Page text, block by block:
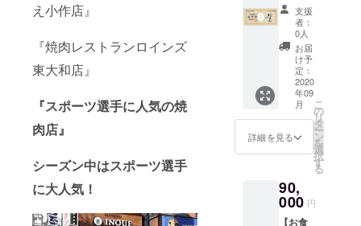
え小作店』
『焼肉レストランロインズ
東大和店』
『スポーツ選手に人気の焼
肉店』
シーズン中はスポーツ選手
に大人気！
ス収束
後に笑
顔でま
た会え
る日ま
で有効
期限は
ありま
せん。
※お食事
券はお
効期
限
2021年
ス】
50,000
分の
『焼肉
いのう
え、焼
肉レス
トラン
ロイン
ズ』全9
店舗で
ご利用
頂ける
券をお
送りい
たしま
支援
者：
0人
お届
け予
定：
2020
年09
月
詳細を見る
こ
の
リ
タ
ー
ン
を
選
択
す
る
90,
000 円
【お食